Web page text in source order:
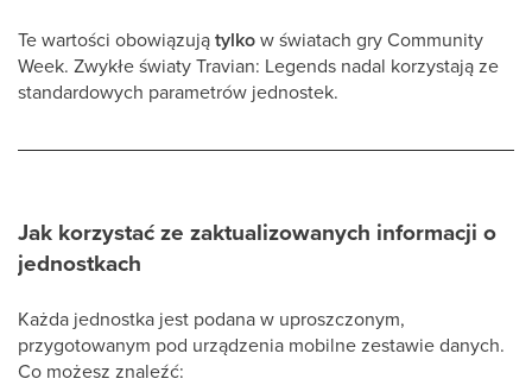
Te wartości obowiązujątylkow światach gry Community
Week. Zwykłe światy Travian: Legends nadal korzystają ze
standardowych parametrów jednostek.
Jak korzystać ze zaktualizowanych informacji o
jednostkach
Każda jednostka jest podana w uproszczonym,
przygotowanym pod urządzenia mobilne zestawie danych.
Co możesz znaleźć: